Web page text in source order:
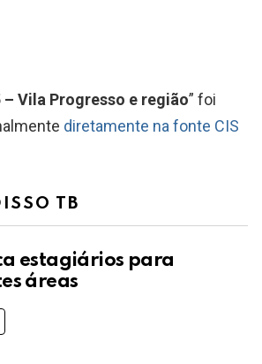
Vila Progresso e região” foi
diretamente na fonte CIS
TB
estagiários para
áreas